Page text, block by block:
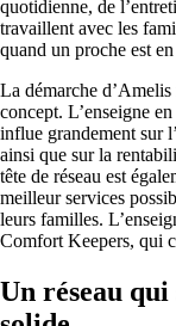
quotidienne, de
travaillent avec les
quand un proche est
La démarche
concept. L’enseigne
influe grandement sur
ainsi que sur la
tête de réseau est
meilleur services
leurs familles.
Comfort Keepers, qui
Un réseau